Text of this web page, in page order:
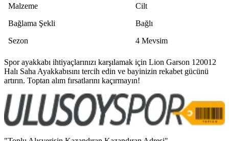
Malzeme
Cilt
Bağlama Şekli
Bağlı
Sezon
4 Mevsim
Spor ayakkabı ihtiyaçlarınızı karşılamak için Lion Garson 120012
Halı Saha Ayakkabısını tercih edin ve bayinizin rekabet gücünü
artırın. Toptan alım fırsatlarını kaçırmayın!